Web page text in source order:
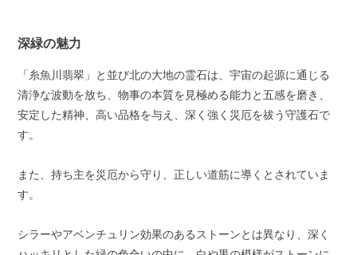
深緑の魅力
「糸魚川翡翠」と並び北の大地の霊石は、宇宙の起源に通じる
清浄な波動を放ち、物事の本質を見極める能力と五感を磨き、
安定した精神、高い品格を与え、深く強く災厄を祓う守護石で
す。
また、持ち主を災厄から守り、正しい道筋に導くとされていま
す。
シラーやアベンチュリン効果のあるストーンとは異なり、深く